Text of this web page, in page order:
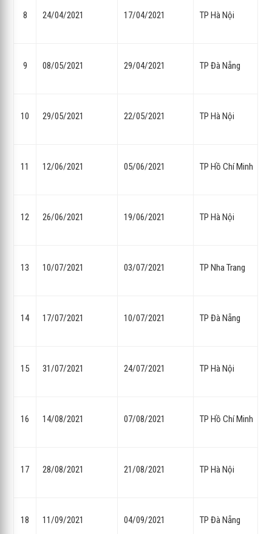
8 24/04/2021 17/04/2021 TP Hà Nội
9 08/05/2021 29/04/2021 TP Đà Nẵng
10 29/05/2021 22/05/2021 TP Hà Nội
11 12/06/2021 05/06/2021 TP Hồ Chí Minh
12 26/06/2021 19/06/2021 TP Hà Nội
13 10/07/2021 03/07/2021 TP Nha Trang
14 17/07/2021 10/07/2021 TP Đà Nẵng
15 31/07/2021 24/07/2021 TP Hà Nội
16 14/08/2021 07/08/2021 TP Hồ Chí Minh
17 28/08/2021 21/08/2021 TP Hà Nội
18 11/09/2021 04/09/2021 TP Đà Nẵng